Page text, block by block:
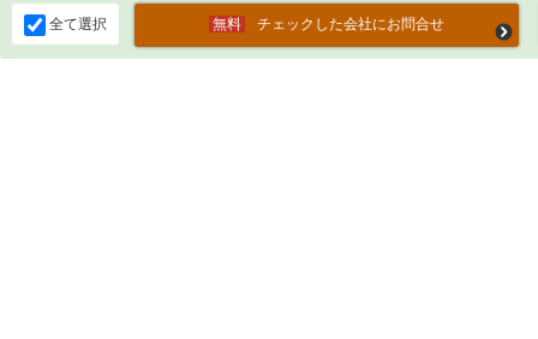
全て選択 チェックした会社にお問合せ